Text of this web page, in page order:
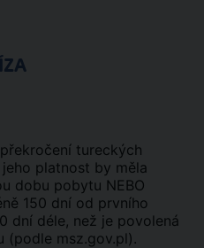
tureckých
platnost by měla
dobu pobytu NEBO
150 dní od prvního
dní déle, než je povolená
(podle msz.gov.pl).